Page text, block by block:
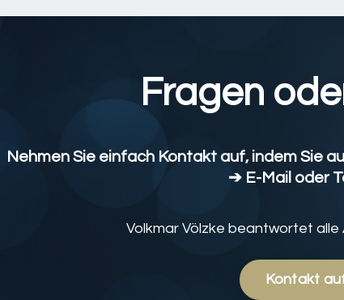
Fragen
Nehmen Sie einfach Kontakt auf, indem Sie
➔ E-Mail oder
Volkmar Völzke beantwortet
Kontakt